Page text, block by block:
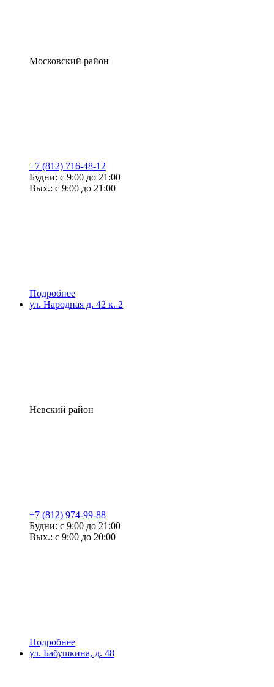
Московский район
+7 (812) 716-48-12
Будни: с 9:00 до 21:00
Вых.: с 9:00 до 21:00
Подробнее
ул. Народная д. 42 к. 2
Невский район
+7 (812) 974-99-88
Будни: с 9:00 до 21:00
Вых.: с 9:00 до 20:00
Подробнее
ул. Бабушкина, д. 48